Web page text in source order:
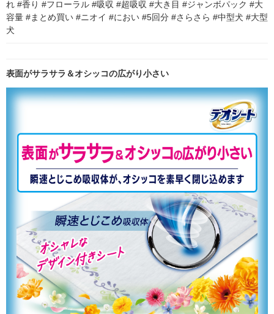
れ #香り #フローラル #吸収 #超吸収 #大き目 #ジャンボパック #大
容量 #まとめ買い #ニオイ #におい #5回分 #さらさら #中型犬 #大型
犬
表面がサラサラ＆オシッコの広がり小さい